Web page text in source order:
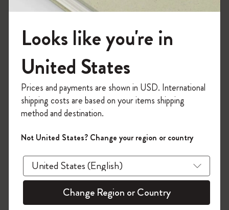
zoom.cta
モレスキンの世界へようこそ
「WELCOME10」を入力すると、初回注
文が10%オフ＋送料無料になります。セ
ール・アウトレット品は適用外。
Moleskineアカウントを作成して限定オフ
ァーや会員特典、さらに多くのインスピ
レーションを手に入れましょう。
今すぐ会員登録 !
Looks like you're in
United States
Prices and payments are shown in USD. International
shipping costs are based on your items shipping
method and destination.
Not United States? Change your region or country
Change Region or Country